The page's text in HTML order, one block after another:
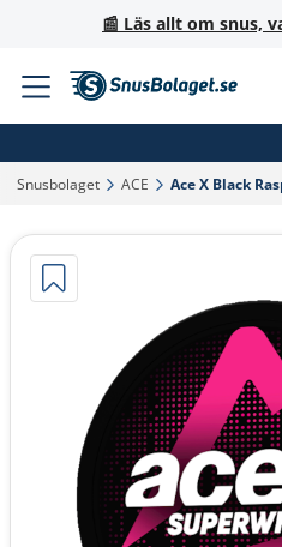
📰 Läs allt om snus,
Snusbolaget‎ ACE‎ Ace X Black